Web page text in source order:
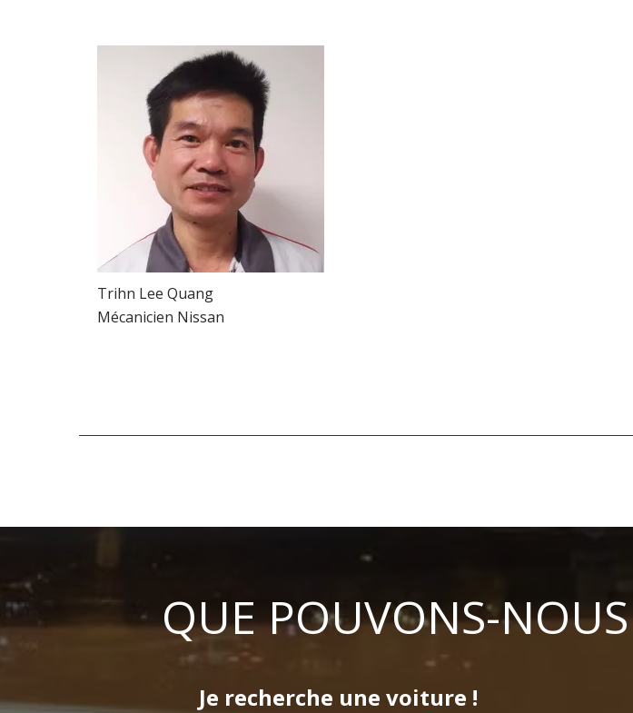
Trihn Lee Quang
Mécanicien Nissan
QUE POUVONS-
Je recherche une voiture !